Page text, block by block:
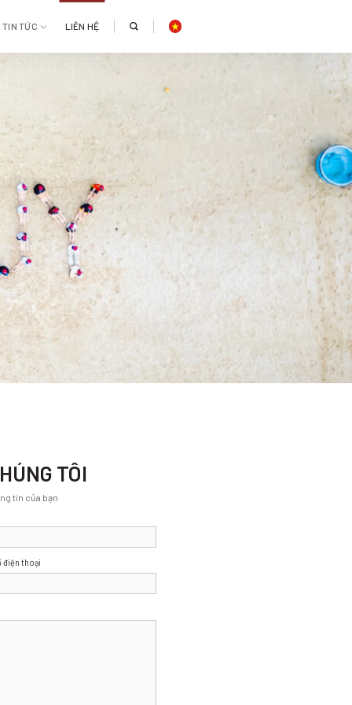
TIN TỨC LIÊN HỆ
TÔI
tin của bạn
điện thoại